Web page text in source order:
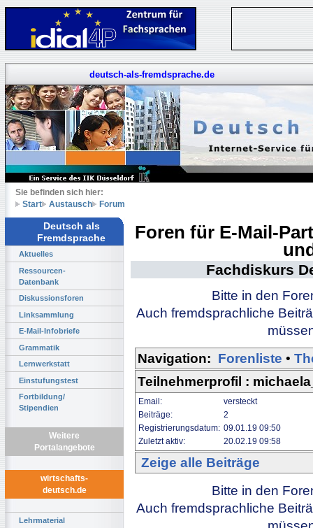
deutsch-als-fremdsprache.de
Sie befinden sich hier:
Start
Austausch Forum
Deutsch als
Fremdsprache
Aktuelles
Ressourcen-
Datenbank
Diskussionsforen
Linksammlung
E-Mail-Infobriefe
Grammatik
Lernwerkstatt
Einstufungstest
Fortbildung/
Stipendien
Weitere
Portalangebote
wirtschafts-
deutsch.de
Lehrmaterial
Foren für E-Mail-
Fachdiskurs
Bitte in den
Auch fremdsprachliche
Navigation: Forenliste •
Teilnehmerprofil :
Email:
versteckt
Beiträge:
2
Registrierungsdatum: 09.01.19 09:50
Zuletzt aktiv:
20.02.19 09:58
Zeige alle Beiträge
Bitte in den
Auch fremdsprachliche